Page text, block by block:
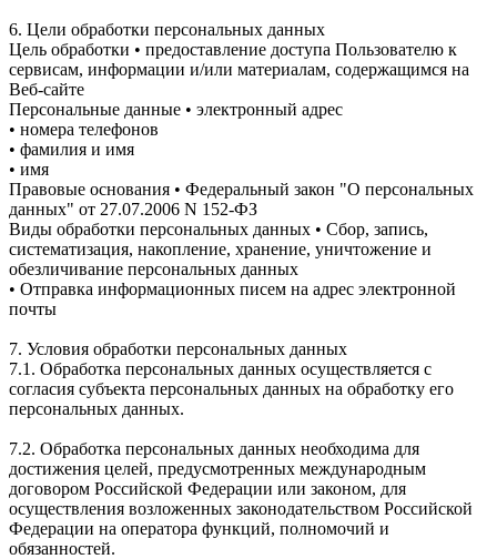
6. Цели обработки персональных данных
Цель обработки • предоставление доступа Пользователю к
сервисам, информации и/или материалам, содержащимся на
Веб-сайте
Персональные данные • электронный адрес
• номера телефонов
• фамилия и имя
• имя
Правовые основания • Федеральный закон "О персональных
данных" от 27.07.2006 N 152-ФЗ
Виды обработки персональных данных • Сбор, запись,
систематизация, накопление, хранение, уничтожение и
обезличивание персональных данных
• Отправка информационных писем на адрес электронной
почты
7. Условия обработки персональных данных
7.1. Обработка персональных данных осуществляется с
согласия субъекта персональных данных на обработку его
персональных данных.
7.2. Обработка персональных данных необходима для
достижения целей, предусмотренных международным
договором Российской Федерации или законом, для
осуществления возложенных законодательством Российской
Федерации на оператора функций, полномочий и
обязанностей.